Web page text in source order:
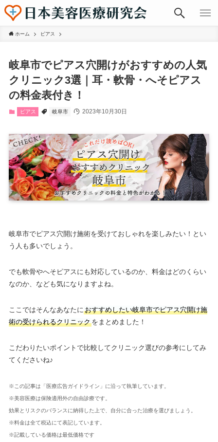
ホーム ピアス
岐阜市でピアス穴開けがおすすめの人気
クリニック3選｜耳・軟骨・へそピアス
の料金表付き！
ピアス 岐阜市 2023年10月30日
岐阜市でピアス穴開け施術を受けておしゃれを楽しみたい！とい
う人も多いでしょう。
でも軟骨やへそピアスにも対応しているのか、料金はどのくらい
なのか、なども気になりますよね。
ここではそんなあなたに おすすめしたい岐阜市でピアス穴開け施
術の受けられるクリニックをまとめました！
こだわりたいポイントで比較してクリニック選びの参考にしてみ
てくださいね♪
※この記事は「医療広告ガイドライン」に沿って執筆しています。
※美容医療は保険適用外の自由診療です。
効果とリスクのバランスに納得した上で、自分に合った治療を選びましょう。
※料金は全て税込にて表記しています。
※記載している価格は最低価格です